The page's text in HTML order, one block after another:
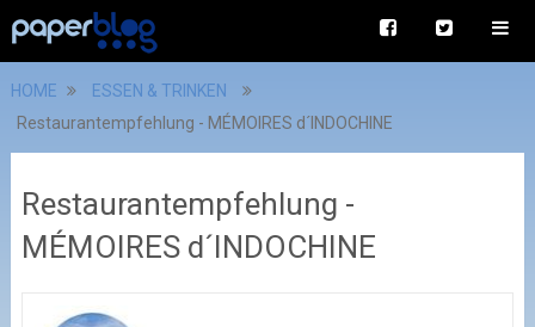
HOME
ESSEN & TRINKEN
Restaurantempfehlung - MÉMOIRES d´INDOCHINE
Restaurantempfehlung -
MÉMOIRES d´INDOCHINE